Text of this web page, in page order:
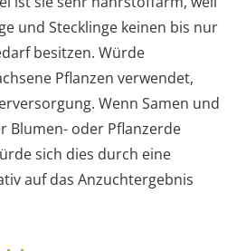
und Stecklinge keinen bis nur
besitzen. Würde
Pflanzen verwendet,
Wenn Samen und
Blumen- oder Pflanzerde
sich dies durch eine
auf das Anzuchtergebnis